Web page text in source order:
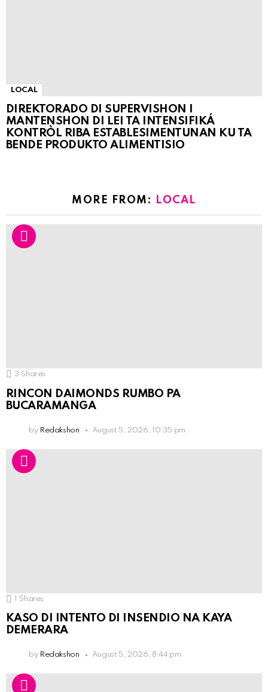
LOCAL
DIREKTORADO DI SUPERVISHON I
MANTENSHON DI LEI TA INTENSIFIKÁ
KONTRÒL RIBA ESTABLESIMENTUNAN KU TA
BENDE PRODUKTO ALIMENTISIO
MORE FROM: LOCAL
3 Shares
RINCON DAIMONDS RUMBO PA
BUCARAMANGA
by Redakshon August 5, 2026, 10:35 pm
1 Shares
KASO DI INTENTO DI INSENDIO NA KAYA
DEMERARA
by Redakshon August 5, 2026, 8:44 pm